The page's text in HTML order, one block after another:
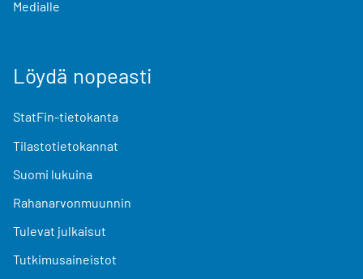
Medialle
Löydä nopeasti
StatFin-tietokanta
Tilastotietokannat
Suomi lukuina
Rahanarvonmuunnin
Tulevat julkaisut
Tutkimusaineistot